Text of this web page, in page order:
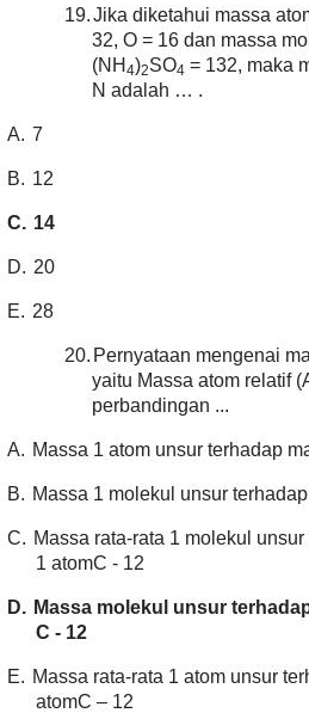
19.Jika diketahui massa
32, O = 16 dan massa
(NH 4)2SO4 = 132, maka
N adalah … .
A. 7
B. 12
C. 14
D. 20
E. 28
20. Pernyataan mengenai
yaitu Massa atom relatif
perbandingan ...
A. Massa 1 atom unsur terhadap
B. Massa 1 molekul unsur
C. Massa rata-rata 1 molekul
1 atomC - 12
D. Massa molekul unsur
C - 12
E. Massa rata-rata 1 atom unsur
atomC – 12